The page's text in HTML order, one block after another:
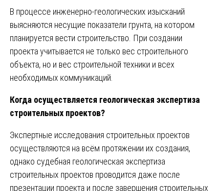
В процессе инженерно-геологических изысканий
выясняются несущие показатели грунта, на котором
планируется вести строительство. При создании
проекта учитывается не только вес строительного
объекта, но и вес строительной техники и всех
необходимых коммуникаций.
Когда осуществляется геологическая экспертиза
строительных проектов?
Экспертные исследования строительных проектов
осуществляются на всём протяжении их создания,
однако судебная геологическая экспертиза
строительных проектов проводится даже после
презентации проекта и после завершения строительных